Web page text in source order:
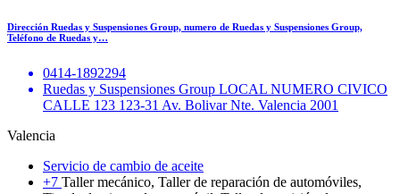
Dirección Ruedas y Suspensiones Group, numero de Ruedas y Suspensiones Group,
Teléfono de Ruedas y…
0414-1892294
Ruedas y Suspensiones Group LOCAL NUMERO CIVICO
CALLE 123 123-31 Av. Bolivar Nte. Valencia 2001
Valencia
Servicio de cambio de aceite
+7 Taller mecánico, Taller de reparación de automóviles,